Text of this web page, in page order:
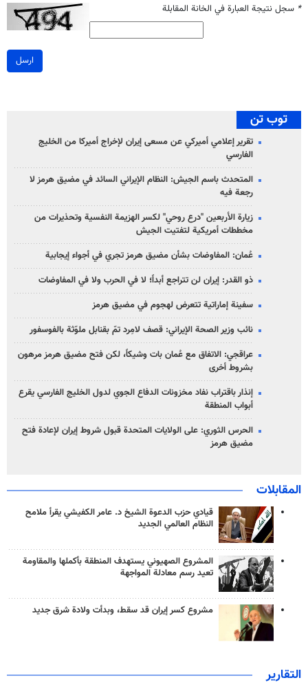
* سجل نتيجة العبارة في الخانة المقابلة
ارسل
توب تن
تقرير إعلامي أميركي عن مسعى إيران لإخراج أميركا من الخليج
الفارسي
المتحدث باسم الجيش: النظام الإيراني السائد في مضيق هرمز لا
رجعة فيه
زيارة الأربعين "درع روحي" لكسر الهزيمة النفسية وتحذيرات من
مخططات أمريكية لتفتيت الجيش
عُمان: المفاوضات بشأن مضيق هرمز تجري في أجواء إيجابية
ذو القدر: إيران لن تتراجع أبداً؛ لا في الحرب ولا في المفاوضات
سفينة إماراتية تتعرض لهجوم في مضيق هرمز
نائب وزير الصحة الإيراني: قصف لامِرد تمّ بقنابل ملوّثة بالفوسفور
عراقجي: الاتفاق مع عُمان بات وشيكاً، لكن فتح مضيق هرمز مرهون
بشروط أخرى
إنذار باقتراب نفاد مخزونات الدفاع الجوي لدول الخليج الفارسي يقرع
أبواب المنطقة
الحرس الثوري: على الولايات المتحدة قبول شروط إيران لإعادة فتح
مضيق هرمز
المقابلات
قيادي حزب الدعوة الشيخ د. عامر الكفيشي يقرأ ملامح
النظام العالمي الجديد
المشروع الصهيوني يستهدف المنطقة بأكملها والمقاومة
تعيد رسم معادلة المواجهة
مشروع كسر إيران قد سقط، وبدأت ولادة شرق جديد
التقارير